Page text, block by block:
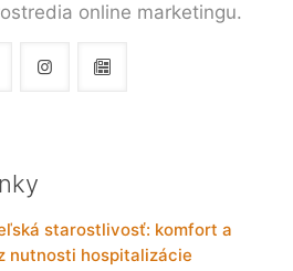
online marketingu.
starostlivosť: komfort a
nutnosti hospitalizácie